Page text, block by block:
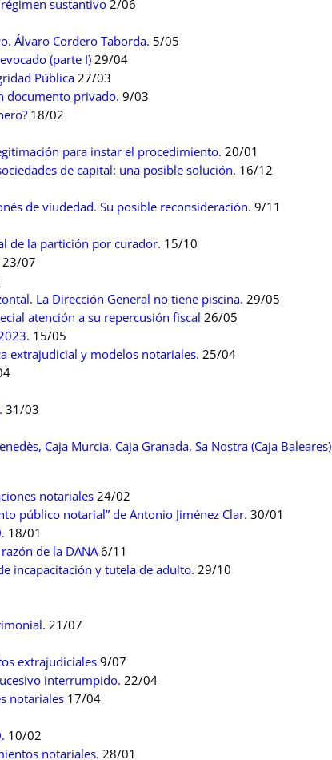
sustantivo2/06
Álvaro Cordero Taborda. 5/05
(parte I)29/04
Pública27/03
documento privado. 9/03
18/02
para instar el procedimiento. 20/01
de capital: una posible solución. 16/12
de viudedad. Su posible reconsideración. 9/11
de la partición por curador. 15/10
23/07
La Dirección General no tiene piscina. 29/05
atención a su repercusión fiscal 26/05
15/05
extrajudicial y modelos notariales. 25/04
31/03
Caja Murcia, Caja Granada, Sa Nostra (Caja Baleares)
notariales24/02
público notarial” de Antonio Jiménez Clar. 30/01
18/01
de la DANA6/11
incapacitación y tutela de adulto. 29/10
21/07
extrajudiciales9/07
interrumpido. 22/04
notariales 17/04
10/02
notariales. 28/01